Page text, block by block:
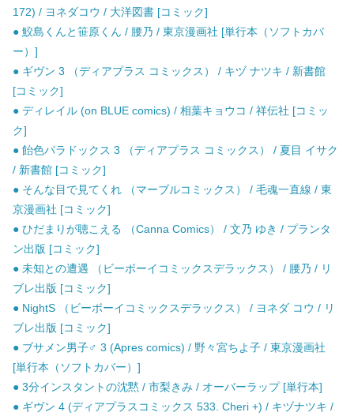
172) / ヨネダコウ / 大洋図書 [コミック]
● 鮫島くんと笹原くん / 腰乃 / 東京漫画社 [単行本（ソフトカバ
ー）]
● ギヴン 3 （ディアプラス コミックス） / キヅ ナツキ / 新書館
[コミック]
● ディレイル (on BLUE comics) / 相葉キョウコ / 祥伝社 [コミッ
ク]
● 飴色パラドックス 3 （ディアプラス コミックス） / 夏目 イサク
/ 新書館 [コミック]
● そんな目で見てくれ （マーブルコミックス） / 毛魂一直線 / 東
京漫画社 [コミック]
● ひだまりが聴こえる （Canna Comics） / 文乃 ゆき / プランタ
ン出版 [コミック]
● 未知との遭遇 （ビーボーイコミックスデラックス） / 腰乃 / リ
ブレ出版 [コミック]
● NightS （ビーボーイコミックスデラックス） / ヨネダ コウ / リ
ブレ出版 [コミック]
● ブサメン男子♂ 3 (Apres comics) / 野々宮ちよ子 / 東京漫画社
[単行本（ソフトカバー）]
● 3分インスタントの沈黙 / 市梨きみ / オーバーラップ [単行本]
● ギヴン 4 (ディアプラスコミックス 533. Cheri +) / キヅナツキ /